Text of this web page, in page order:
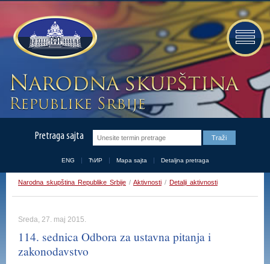
Pretraga sajta
ENG ЋИР Mapa sajta Detaljna pretraga
Narodna skupština Republike Srbije / Aktivnosti / Detalji aktivnosti
Sreda, 27. maj 2015.
114. sednica Odbora za ustavna pitanja i
zakonodavstvo